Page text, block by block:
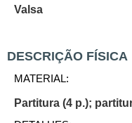
Valsa
DESCRIÇÃO FÍSICA
MATERIAL:
Partitura (4 p.);